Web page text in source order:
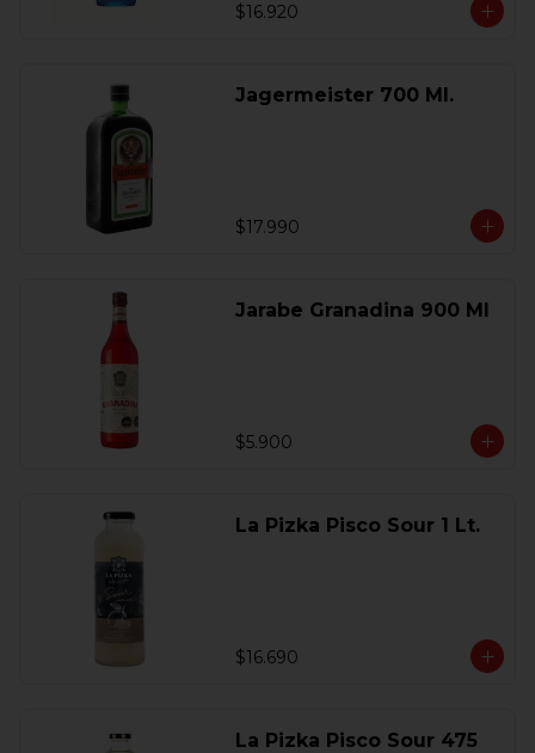
$16.920
Jagermeister 700 Ml.
$17.990
Jarabe Granadina 900 Ml
$5.900
La Pizka Pisco Sour 1 Lt.
$16.690
La Pizka Pisco Sour 475